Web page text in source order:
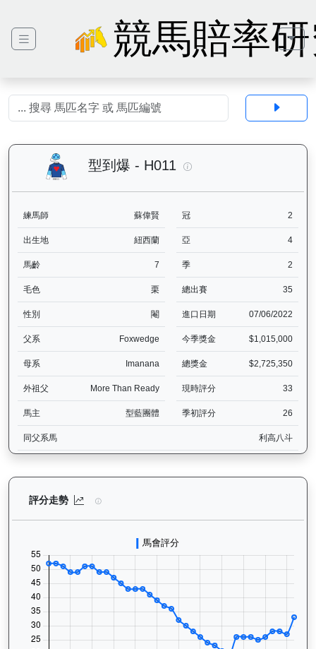
競馬賠率
型到爆 - H011 型到爆（H011）—
練馬師 蘇偉賢 冠 2
出生地 紐西蘭 亞 4
馬齡 7 季 2
毛色 栗 總出賽 35
性別 閹 進口日期 07/06/2022
父系 Foxwedge 今季獎金 $1,015,000
母系 Imanana 總獎金 $2,725,350
外祖父 More Than Ready 現時評分 33
馬主 型藍團體 季初評分 26
同父系馬 利高八斗
評分走勢 型到爆（H011）— 評分走勢圖表：追蹤香港